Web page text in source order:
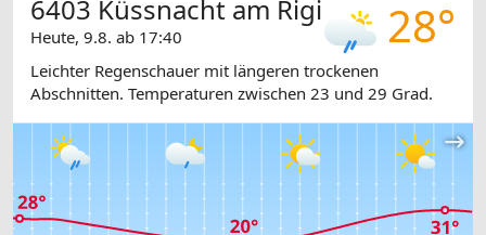
28°
6403 Küssnacht am Rigi
Heute, 9.8. ab 17:40
Leichter Regenschauer mit längeren trockenen
Abschnitten. Temperaturen zwischen 23 und 29 Grad.